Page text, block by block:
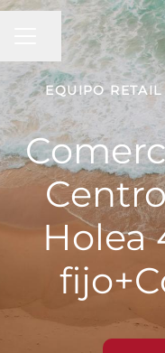
MENÚ DE EMPLEO
Compartir página
EQUIPO
Holea